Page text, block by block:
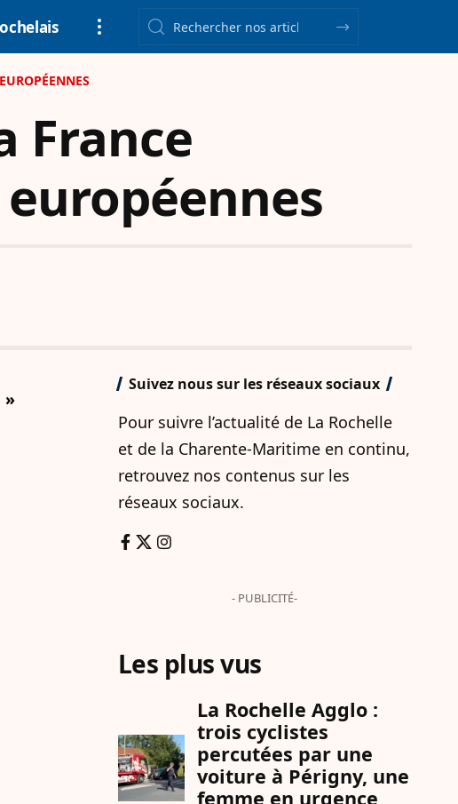
France
»
Suivez nous sur les réseaux sociaux
Pour suivre l’actualité de La Rochelle
et de la Charente-Maritime en continu,
retrouvez nos contenus sur les
réseaux sociaux.
- PUBLICITÉ-
Les plus vus